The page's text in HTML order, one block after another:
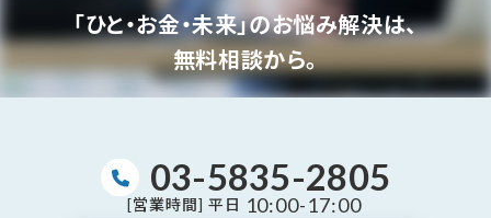
「ひと・お金・未来」のお悩み解決は、
無料相談から。
03-5835-2805
[営業時間] 平日 10:00-17:00